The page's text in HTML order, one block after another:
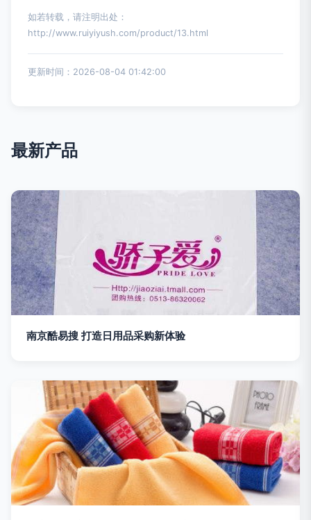
如若转载，请注明出处：
http://www.ruiyiyush.com/product/13.html
更新时间：2026-08-04 01:42:00
最新产品
南京酷易搜 打造日用品采购新体验